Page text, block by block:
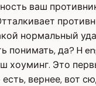
ваш
нормальный
да? H
Это
вернее, вот